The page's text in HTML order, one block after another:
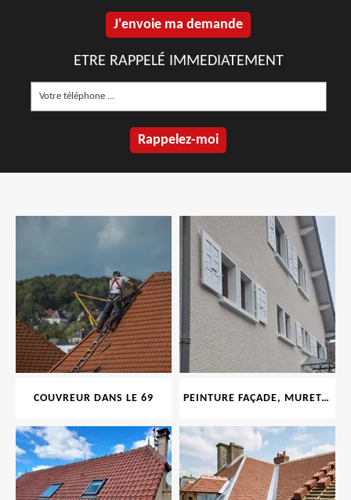
ETRE RAPPELÉ IMMEDIATEMENT
COUVREUR DANS LE 69 PEINTURE FAÇADE, MURET, TOITURE, BOISERIE, FERRONERIE, GOUTTIÈRE 69